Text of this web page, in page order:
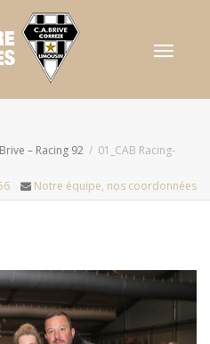
– Racing 92
01_CAB Racing-
Notre équipe, nos coordonnées